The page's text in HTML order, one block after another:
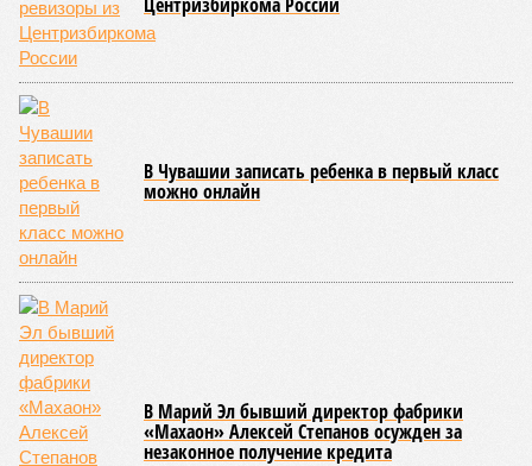
В Чувашии записать ребенка в первый класс
можно онлайн
В Марий Эл бывший директор фабрики
«Махаон» Алексей Степанов осужден за
незаконное получение кредита